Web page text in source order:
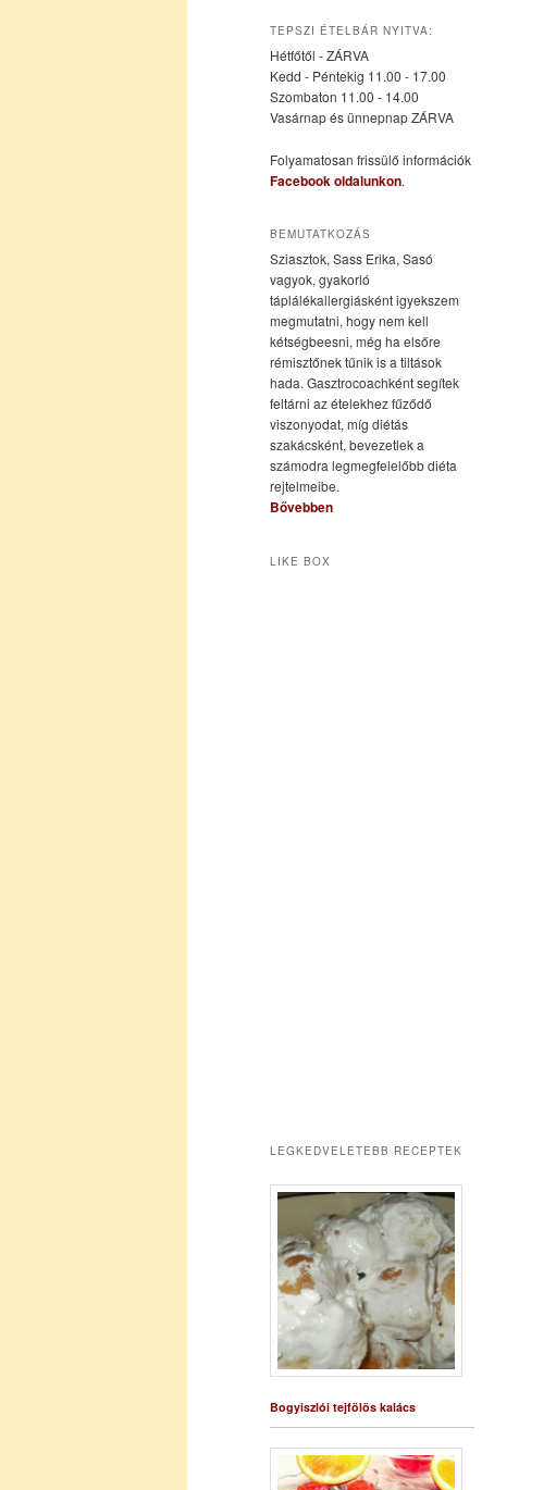
elsődleges
tartalomra
másodlagos
tartalomra
TEPSZI ÉTELBÁR NYITVA:
Hétfőtől - ZÁRVA
Kedd - Péntekig 11.00 - 17.00
Szombaton 11.00 - 14.00
Vasárnap és ünnepnap ZÁRVA
Folyamatosan frissülő információk
Facebook oldalunkon.
BEMUTATKOZÁS
Sziasztok, Sass Erika, Sasó
vagyok, gyakorló
táplálékallergiásként igyekszem
megmutatni, hogy nem kell
kétségbeesni, még ha elsőre
rémisztőnek tűnik is a tiltások
hada. Gasztrocoachként segítek
feltárni az ételekhez fűződő
viszonyodat, míg diétás
szakácsként, bevezetlek a
számodra legmegfelelőbb diéta
rejtelmeibe.
Bővebben
LIKE BOX
LEGKEDVELETEBB RECEPTEK
Bogyiszlói tejfölös kalács